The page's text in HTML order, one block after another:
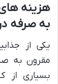
هزینه
به صرفه در
یکی از
مقرون به
بسیاری از